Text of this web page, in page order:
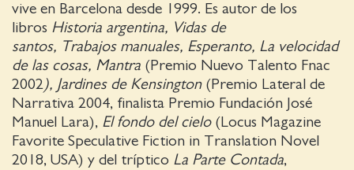
vive en Barcelona desde 1999. Es autor de los
libros Historia argentina, Vidas de
santos, Trabajos manuales, Esperanto, La velocidad
de las cosas, Mantra (Premio Nuevo Talento Fnac
2002), Jardines de Kensington(Premio Lateral de
Narrativa 2004, finalista Premio Fundación José
Manuel Lara), El fondo del cielo(Locus Magazine
Favorite Speculative Fiction in Translation Novel
2018, USA) y del tríptico La Parte Contada,